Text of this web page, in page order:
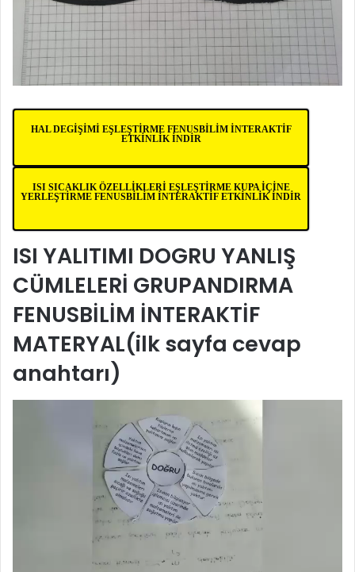
HAL DEGİŞİMİ EŞLEŞTİRME FENUSBİLİM İNTERAKTİF
ETKİNLİK İNDİR
ISI SICAKLIK ÖZELLİKLERİ EŞLEŞTİRME KUPA İÇİNE
YERLEŞTİRME FENUSBİLİM İNTERAKTİF ETKİNLİK İNDİR
ISI YALITIMI DOGRU YANLIŞ
CÜMLELERİ GRUPANDIRMA
FENUSBİLİM İNTERAKTİF
MATERYAL(ilk sayfa cevap
anahtarı)